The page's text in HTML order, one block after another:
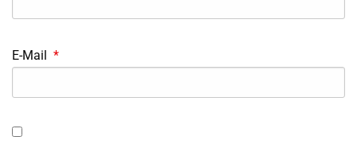
E-Mail *